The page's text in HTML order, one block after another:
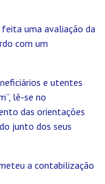
feita uma avaliação da
com um
e utentes
lê-se no
das orientações
junto dos seus
a contabilização